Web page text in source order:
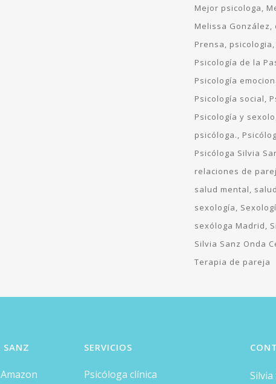
Mejor psicologa
Melissa González
Prensa
psicologia
Psicología de la
Psicología
Psicología social
Psicología y
psicóloga.
Psicóloga Silvia
relaciones de
salud mental
sexología
sexóloga Madrid
Silvia Sanz Onda
Terapia de pareja
SANZ SERVICIOS
Psicóloga clínica
Silvia